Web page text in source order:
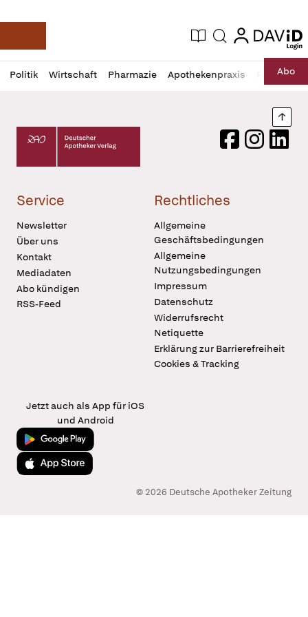
Deutsche Apotheker Zeitung
Aktuelle Ausgabe
Suche login
login
Politik Wirtschaft Pharmazie Apothekenpraxis RechtAbo
Profil
öffnen
Daz
Pur
Deutscher Apotheker Verlag Logo
FacebookInstagram
Service
Newsletter
Über uns
Kontakt
Mediadaten
Abo kündigen
RSS-Feed
Rechtliches
Allgemeine
Geschäftsbedingungen
Allgemeine
Nutzungsbedingungen
Impressum
Datenschutz
Widerrufsrecht
Netiquette
Erklärung zur Barrierefreiheit
Cookies & Tracking
Jetzt auch als App für iOS
und Android
Jetzt bei Google Play
Laden im App Store
© 2026 Deutsche Apotheker Zeitung